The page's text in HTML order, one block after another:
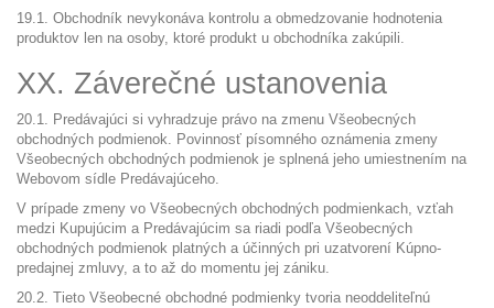
19.1. Obchodník nevykonáva kontrolu a obmedzovanie hodnotenia
produktov len na osoby, ktoré produkt u obchodníka zakúpili.
XX. Záverečné ustanovenia
20.1. Predávajúci si vyhradzuje právo na zmenu Všeobecných
obchodných podmienok. Povinnosť písomného oznámenia zmeny
Všeobecných obchodných podmienok je splnená jeho umiestnením na
Webovom sídle Predávajúceho.
V prípade zmeny vo Všeobecných obchodných podmienkach, vzťah
medzi Kupujúcim a Predávajúcim sa riadi podľa Všeobecných
obchodných podmienok platných a účinných pri uzatvorení Kúpno-
predajnej zmluvy, a to až do momentu jej zániku.
20.2. Tieto Všeobecné obchodné podmienky tvoria neoddeliteľnú